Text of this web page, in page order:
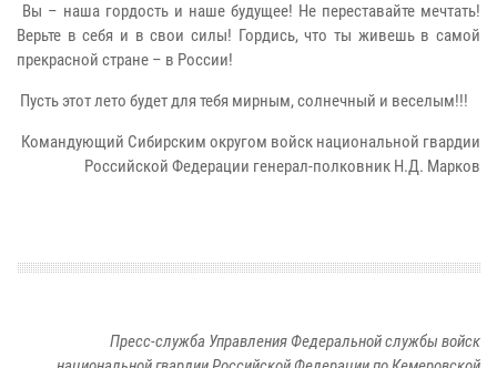
Вы – наша гордость и наше будущее! Не переставайте мечтать!
Верьте в себя и в свои силы! Гордись, что ты живешь в самой
прекрасной стране – в России!
Пусть этот лето будет для тебя мирным, солнечный и веселым!!!
Командующий Сибирским округом войск национальной гвардии
Российской Федерации генерал-полковник Н.Д. Марков
Пресс-служба Управления Федеральной службы войск